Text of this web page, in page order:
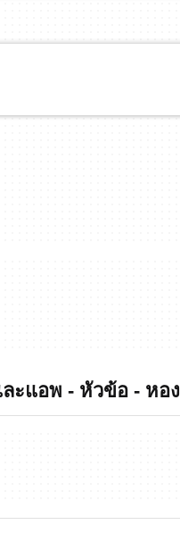
ะแอพ - หัวข้อ - หอ